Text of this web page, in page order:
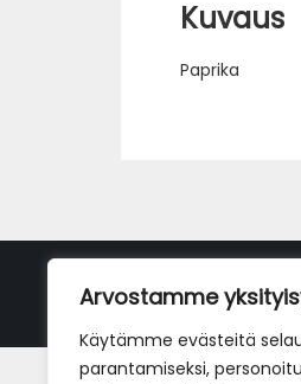
Arvostamme
Käytämme evästeitä
parantamiseksi,
Kuvaus
Paprika